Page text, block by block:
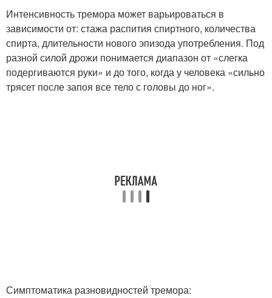
Интенсивность тремора может варьироваться в
зависимости от: стажа распития спиртного, количества
спирта, длительности нового эпизода употребления. Под
разной силой дрожи понимается диапазон от «слегка
подергиваются руки» и до того, когда у человека «сильно
трясет после запоя все тело с головы до ног».
Симптоматика разновидностей тремора: